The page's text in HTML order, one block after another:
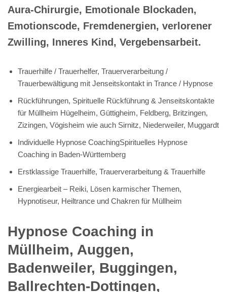
Aura-Chirurgie, Emotionale Blockaden,
Emotionscode, Fremdenergien, verlorener
Zwilling, Inneres Kind, Vergebensarbeit.
Trauerhilfe / Trauerhelfer, Trauerverarbeitung /
Trauerbewältigung mit Jenseitskontakt in Trance / Hypnose
Rückführungen, Spirituelle Rückführung & Jenseitskontakte
für Müllheim Hügelheim, Güttigheim, Feldberg, Britzingen,
Zizingen, Vögisheim wie auch Sirnitz, Niederweiler, Muggardt
Individuelle Hypnose CoachingSpirituelles Hypnose
Coaching in Baden-Württemberg
Erstklassige Trauerhilfe, Trauerverarbeitung & Trauerhilfe
Energiearbeit – Reiki, Lösen karmischer Themen,
Hypnotiseur, Heiltrance und Chakren für Müllheim
Hypnose Coaching in
Müllheim, Auggen,
Badenweiler, Buggingen,
Ballrechten-Dottingen,